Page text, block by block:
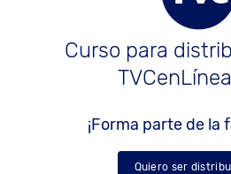
Curso para
¡Forma parte de la
Quiero ser